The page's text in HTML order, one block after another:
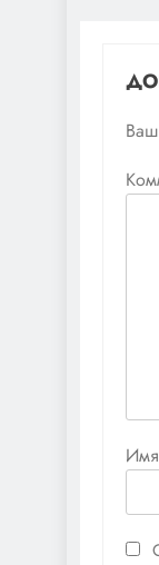
Имя